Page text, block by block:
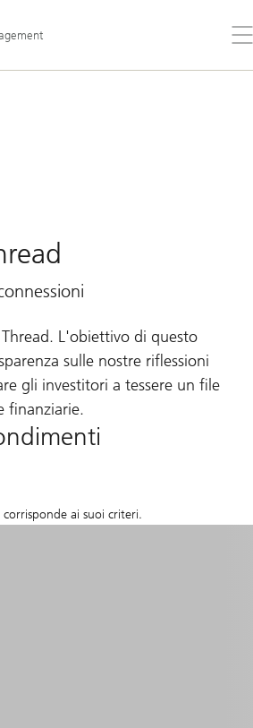
il
L'obiettivo di questo
sulle nostre riflessioni
gli investitori a tessere un file
finanziarie.
ai suoi criteri.